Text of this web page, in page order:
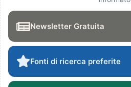
Newsletter Gratuita
Fonti di ricerca preferite